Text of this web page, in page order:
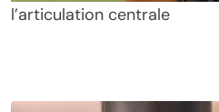
l’articulation centrale